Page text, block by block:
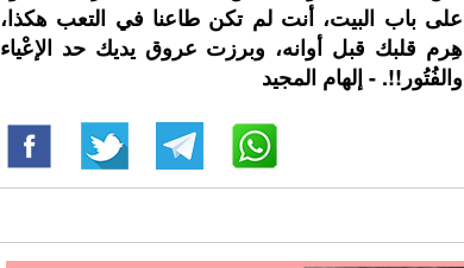
على باب البيت، أنت لم تكن طاعنا في التعب هكذا،
هِرم قلبك قبل أوانه، وبرزت عروق يديك حد الإعْياء
والفُتُور!!. - إلهام المجيد